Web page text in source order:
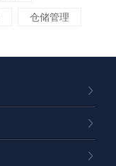
仓储管理